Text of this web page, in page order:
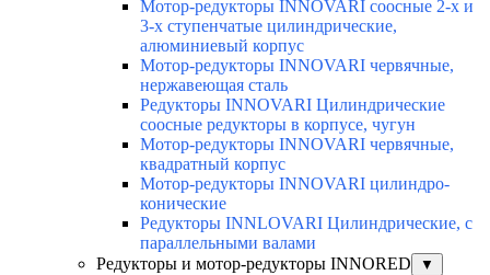
Мотор-редукторы INNOVARI соосные 2-х и
3-х ступенчатые цилиндрические,
алюминиевый корпус
Мотор-редукторы INNOVARI червячные,
нержавеющая сталь
Редукторы INNOVARI Цилиндрические
соосные редукторы в корпусе, чугун
Мотор-редукторы INNOVARI червячные,
квадратный корпус
Мотор-редукторы INNOVARI цилиндро-
конические
Редукторы INNLOVARI Цилиндрические, с
параллельными валами
Редукторы и мотор-редукторы INNORED
▼